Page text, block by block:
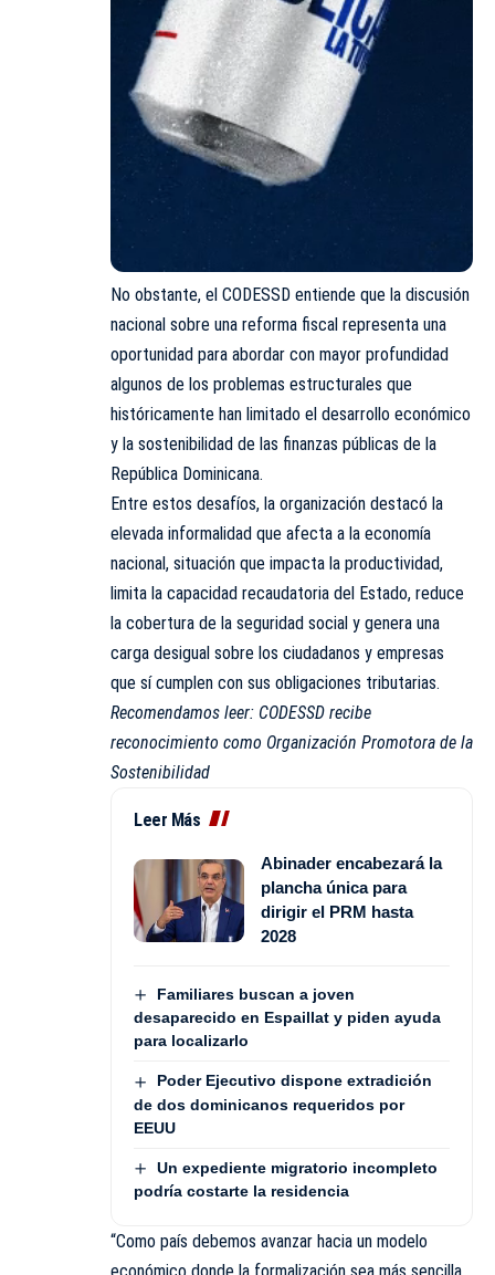
No obstante, el CODESSD entiende que la discusión
nacional sobre una reforma fiscal representa una
oportunidad para abordar con mayor profundidad
algunos de los problemas estructurales que
históricamente han limitado el desarrollo económico
y la sostenibilidad de las finanzas públicas de la
República Dominicana.
Entre estos desafíos, la organización destacó la
elevada informalidad que afecta a la economía
nacional, situación que impacta la productividad,
limita la capacidad recaudatoria del Estado, reduce
la cobertura de la seguridad social y genera una
carga desigual sobre los ciudadanos y empresas
que sí cumplen con sus obligaciones tributarias.
Recomendamos leer: CODESSD recibe
reconocimiento como Organización Promotora de la
Sostenibilidad
Leer Más
Abinader encabezará la
plancha única para
dirigir el PRM hasta
2028
Familiares buscan a joven
desaparecido en Espaillat y piden ayuda
para localizarlo
Poder Ejecutivo dispone extradición
de dos dominicanos requeridos por
EEUU
Un expediente migratorio incompleto
podría costarte la residencia
“Como país debemos avanzar hacia un modelo